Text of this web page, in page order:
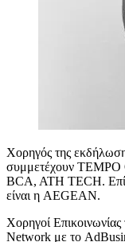
Χορηγός της
συμμετέχουν
BCA, ATH TECH.
είναι η AEGEAN.
Χορηγοί
Network με το